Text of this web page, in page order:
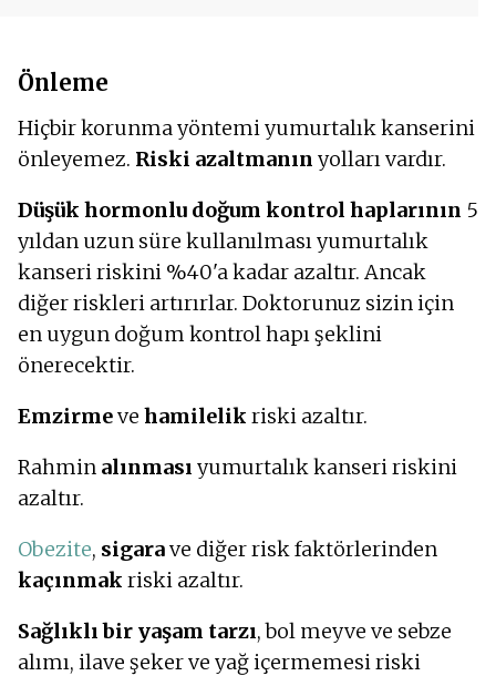
Önleme
Hiçbir korunma yöntemi yumurtalık kanserini
önleyemez. Riski azaltmanın yolları vardır.
Düşük hormonlu doğum kontrol haplarının 5
yıldan uzun süre kullanılması yumurtalık
kanseri riskini %40'a kadar azaltır. Ancak
diğer riskleri artırırlar. Doktorunuz sizin için
en uygun doğum kontrol hapı şeklini
önerecektir.
Emzirmeve hamilelik riski azaltır.
Rahmin alınması yumurtalık kanseri riskini
azaltır.
Obezite, sigarave diğer risk faktörlerinden
kaçınmak riski azaltır.
Sağlıklı bir yaşam tarzı, bol meyve ve sebze
alımı, ilave şeker ve yağ içermemesi riski